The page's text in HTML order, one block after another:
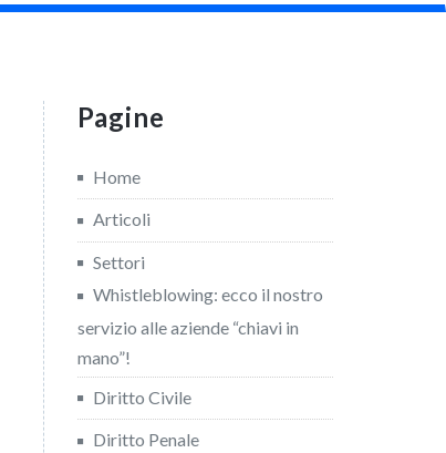
Pagine
Home
Articoli
Settori
Whistleblowing: ecco il nostro
servizio alle aziende “chiavi in
mano”!
Diritto Civile
Diritto Penale